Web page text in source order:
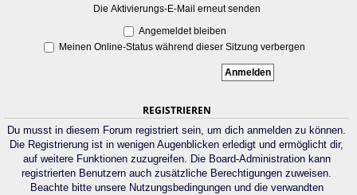
Die Aktivierungs-E-Mail erneut senden
Angemeldet bleiben
Meinen Online-Status während dieser Sitzung verbergen
REGISTRIEREN
Du musst in diesem Forum registriert sein, um dich anmelden zu können.
Die Registrierung ist in wenigen Augenblicken erledigt und ermöglicht dir,
auf weitere Funktionen zuzugreifen. Die Board-Administration kann
registrierten Benutzern auch zusätzliche Berechtigungen zuweisen.
Beachte bitte unsere Nutzungsbedingungen und die verwandten